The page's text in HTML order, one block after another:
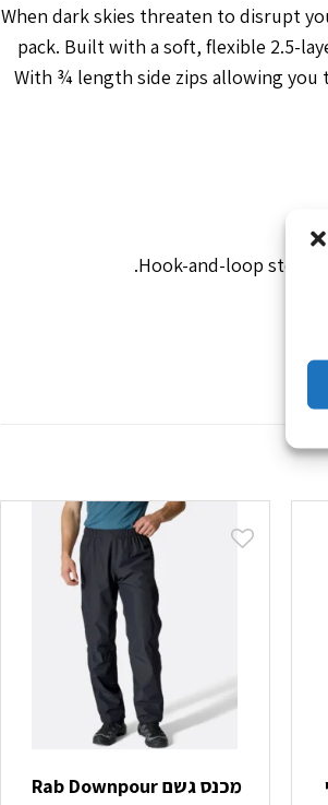
When dark skies threaten to disrupt
pack. Built with a soft, flexible 2.5-
With ¾ length side zips allowing you
Hook-and-loop storm
מכנס גשם Rab Downpour